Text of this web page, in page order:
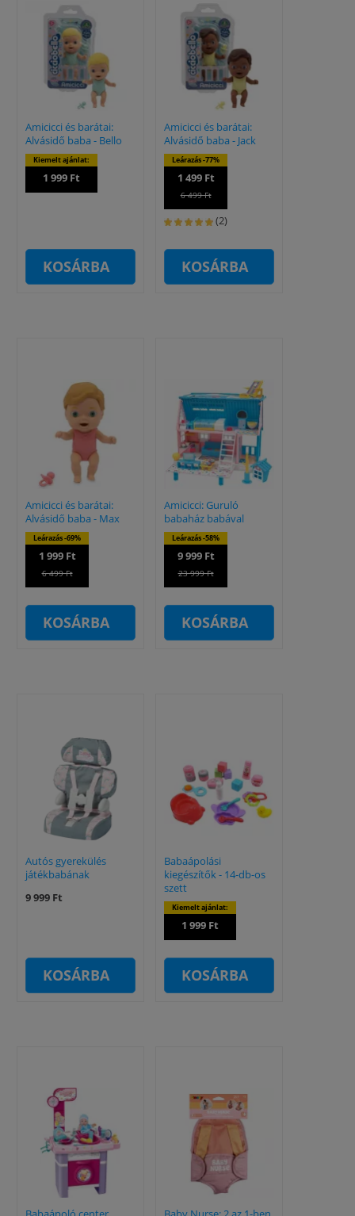
Amicicci és barátai:
Alvásidő baba - Bello
Kiemelt ajánlat:
1 999 Ft
KOSÁRBA
Amicicci és barátai:
Alvásidő baba - Jack
Leárazás -77%
1 499 Ft
6 499 Ft
(2)
KOSÁRBA
Amicicci és barátai:
Alvásidő baba - Max
Leárazás -69%
1 999 Ft
6 499 Ft
KOSÁRBA
Amicicci: Guruló
babaház babával
Leárazás -58%
9 999 Ft
23 999 Ft
KOSÁRBA
Autós gyerekülés
játékbabának
9 999 Ft
KOSÁRBA
Babaápolási
kiegészítők - 14-db-os
szett
Kiemelt ajánlat:
1 999 Ft
KOSÁRBA